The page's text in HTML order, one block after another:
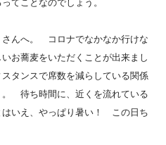
てことなのでしょう。
さんへ。 コロナでなかなか行けな
お蕎麦をいただくことが出来まし
タンスで席数を減らしている関係
。 待ち時間に、近くを流れている
いえ、やっぱり暑い！ この日ち